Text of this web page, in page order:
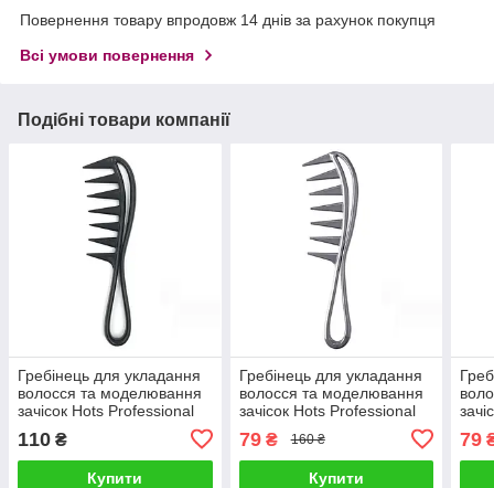
Повернення товару впродовж 14 днів за рахунок покупця
Всі умови повернення
Подібні товари компанії
Гребінець для укладання
волосся та моделювання
зачісок Hots Professional
BLK)
110 ₴
Купити
Гребінець для укладання
волосся та моделювання
зачісок Hots Professional
Akula Grey (HP22456-GR)
79₴ 160 ₴
Купити
79